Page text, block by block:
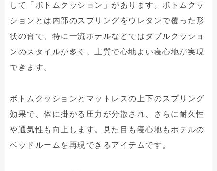
して「ボトムクッション」があります。ボトムクッ
ションとは内部のスプリングをウレタンで覆った形
状の台で、特に一流ホテルなどではダブルクッショ
ンのスタイルが多く、上質で心地よい寝心地が実現
できます。
ボトムクッションとマットレスの上下のスプリング
効果で、体に掛かる圧力が分散され、さらに耐久性
や通気性も向上します。見た目も寝心地もホテルの
ベッドルームを再現できるアイテムです。